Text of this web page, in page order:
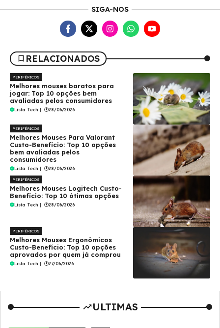
SIGA-NOS
RELACIONADOS
PERIFÉRICOS
Melhores mouses baratos para
jogar: Top 10 opções bem
avaliadas pelos consumidores
Lista Tech | 28/06/2026
PERIFÉRICOS
Melhores Mouses Para Valorant
Custo-Benefício: Top 10 opções
bem avaliadas pelos
consumidores
Lista Tech | 28/06/2026
PERIFÉRICOS
Melhores Mouses Logitech Custo-
Benefício: Top 10 ótimas opções
Lista Tech | 28/06/2026
PERIFÉRICOS
Melhores Mouses Ergonômicos
Custo-Benefício: Top 10 opções
aprovados por quem já comprou
Lista Tech | 27/06/2026
ULTIMAS